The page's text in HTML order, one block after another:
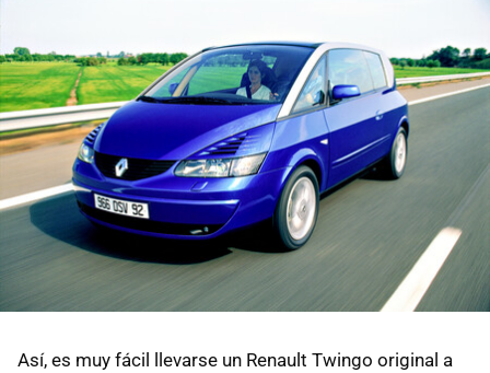
Así, es muy fácil llevarse un Renault Twingo original a